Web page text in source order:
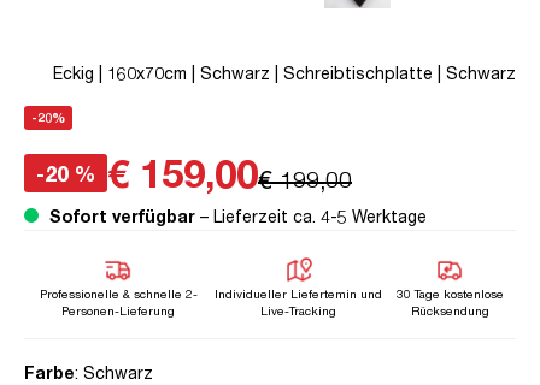
Eckig | 160x70cm | Schwarz | Schreibtischplatte | Schwarz
-20%
-20 % € 159,00€ 199,00
Sofort verfügbar – Lieferzeit ca. 4-5 Werktage
Professionelle & schnelle 2-
Personen-Lieferung
Individueller Liefertemin und
Live-Tracking
30 Tage kostenlose
Rücksendung
Farbeauswählen
: Schwarz